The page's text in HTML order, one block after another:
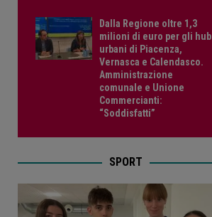
Dalla Regione oltre 1,3
milioni di euro per gli hub
urbani di Piacenza,
Vernasca e Calendasco.
Amministrazione
comunale e Unione
Commercianti:
“Soddisfatti”
SPORT